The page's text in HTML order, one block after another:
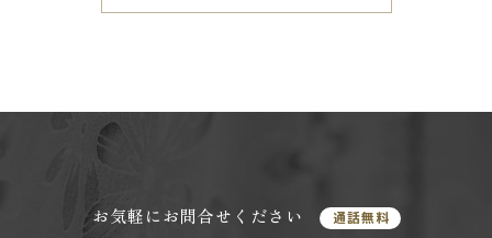
お気軽にお問合せください 通話無料